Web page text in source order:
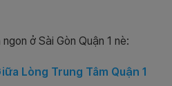
ở Sài Gòn Quận 1 nè:
Lòng Trung Tâm Quận 1